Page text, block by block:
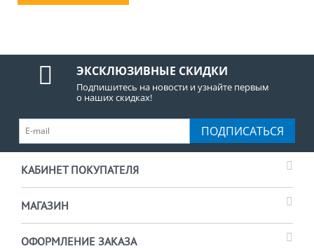
ЭКСКЛЮЗИВНЫЕ СКИДКИ
Подпишитесь на новости и узнайте первым
о наших скидках!
ПОДПИСАТЬСЯ
КАБИНЕТ ПОКУПАТЕЛЯ
МАГАЗИН
ОФОРМЛЕНИЕ ЗАКАЗА